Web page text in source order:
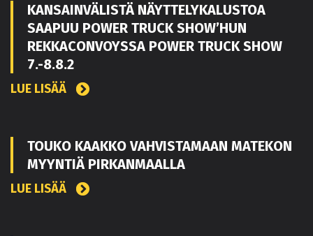
KANSAINVÄLISTÄ NÄYTTELYKALUSTOA
SAAPUU POWER TRUCK SHOW’HUN
REKKACONVOYSSA POWER TRUCK SHOW
7.-8.8.2
LUE LISÄÄ
TOUKO KAAKKO VAHVISTAMAAN MATEKON
MYYNTIÄ PIRKANMAALLA
LUE LISÄÄ